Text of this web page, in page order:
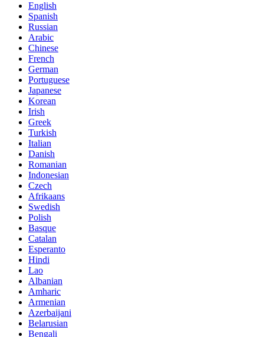
English
Spanish
Russian
Arabic
Chinese
French
German
Portuguese
Japanese
Korean
Irish
Greek
Turkish
Italian
Danish
Romanian
Indonesian
Czech
Afrikaans
Swedish
Polish
Basque
Catalan
Esperanto
Hindi
Lao
Albanian
Amharic
Armenian
Azerbaijani
Belarusian
Bengali